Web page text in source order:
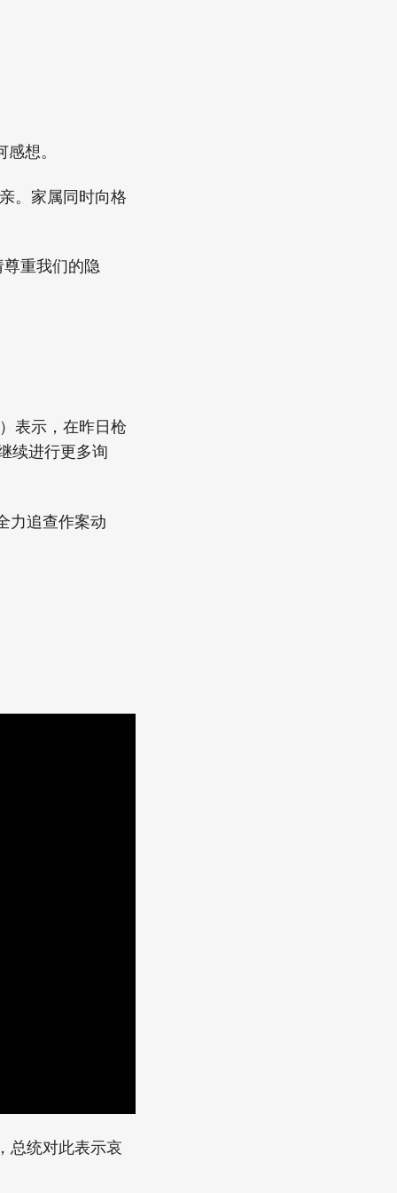
想。
。家属同时向格
重我们的隐
表示，在昨日枪
续进行更多询
力追查作案动
总统对此表示哀